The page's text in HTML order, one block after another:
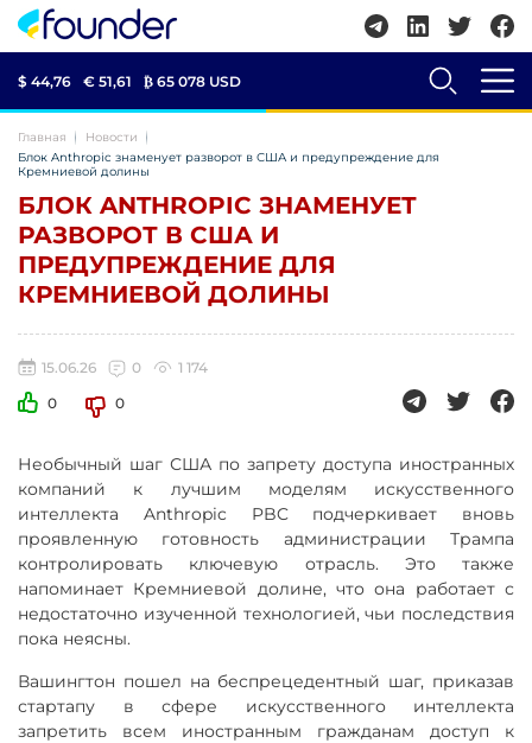
$ 44,76 € 51,61 ₿ 65 078 USD
Главная
Новости
Блок Anthropic знаменует разворот в США и предупреждение для
Кремниевой долины
БЛОК ANTHROPIC ЗНАМЕНУЕТ
РАЗВОРОТ В США И
ПРЕДУПРЕЖДЕНИЕ ДЛЯ
КРЕМНИЕВОЙ ДОЛИНЫ
15.06.26 0
1 174
0
0
Необычный шаг США по запрету доступа иностранных
компаний к лучшим моделям искусственного
интеллекта Anthropic PBC подчеркивает вновь
проявленную готовность администрации Трампа
контролировать ключевую отрасль. Это также
напоминает Кремниевой долине, что она работает с
недостаточно изученной технологией, чьи последствия
пока неясны.
Вашингтон пошел на беспрецедентный шаг, приказав
стартапу в сфере искусственного интеллекта
запретить всем иностранным гражданам доступ к